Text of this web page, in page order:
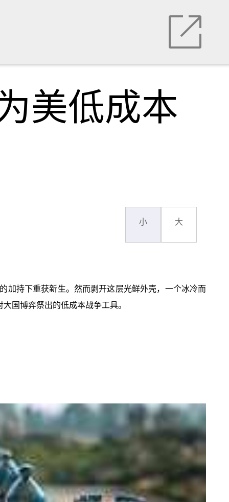
美低成本
小 大
加持下重获新生。然而剥开这层光鲜外壳，一个冰冷而
国博弈祭出的低成本战争工具。